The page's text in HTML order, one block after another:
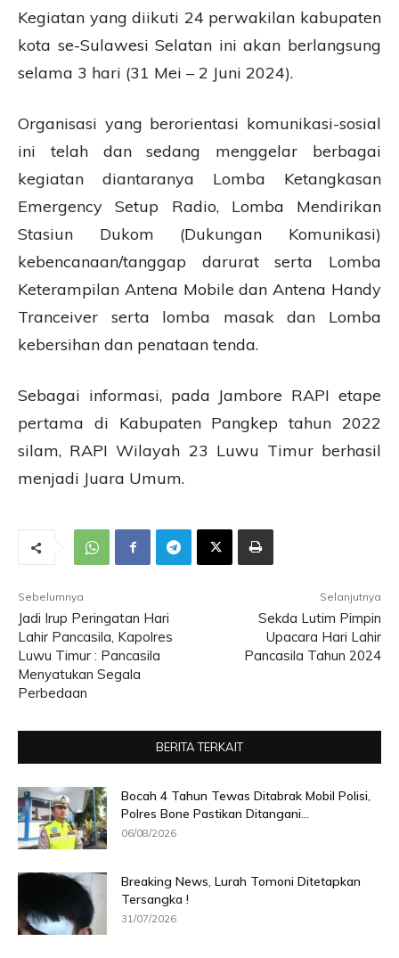
Kegiatan yang diikuti 24 perwakilan kabupaten
kota se-Sulawesi Selatan ini akan berlangsung
selama 3 hari (31 Mei – 2 Juni 2024).
Organisasi yang berorientasi komunikasi-sosial
ini telah dan sedang menggelar berbagai
kegiatan diantaranya Lomba Ketangkasan
Emergency Setup Radio, Lomba Mendirikan
Stasiun Dukom (Dukungan Komunikasi)
kebencanaan/tanggap darurat serta Lomba
Keterampilan Antena Mobile dan Antena Handy
Tranceiver serta lomba masak dan Lomba
kebersihan dan penataan tenda.
Sebagai informasi, pada Jambore RAPI etape
pertama di Kabupaten Pangkep tahun 2022
silam, RAPI Wilayah 23 Luwu Timur berhasil
menjadi Juara Umum.
Sebelumnya
Jadi Irup Peringatan Hari
Lahir Pancasila, Kapolres
Luwu Timur : Pancasila
Menyatukan Segala
Perbedaan
Selanjutnya
Sekda Lutim Pimpin
Upacara Hari Lahir
Pancasila Tahun 2024
BERITA TERKAIT
Bocah 4 Tahun Tewas Ditabrak Mobil Polisi,
Polres Bone Pastikan Ditangani...
06/08/2026
Breaking News, Lurah Tomoni Ditetapkan
Tersangka !
31/07/2026